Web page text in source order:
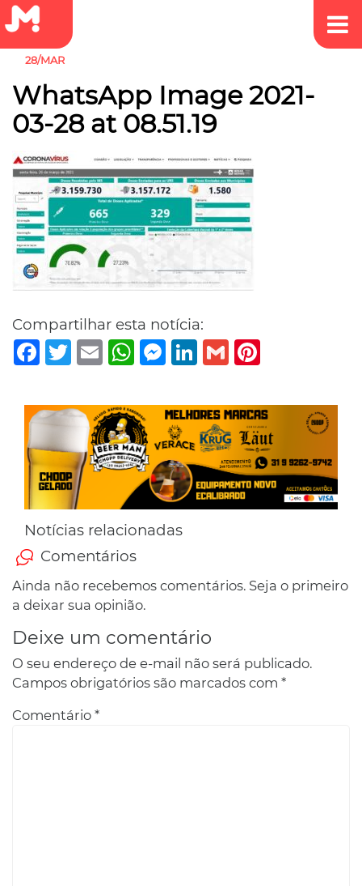
28/MAR
WhatsApp Image 2021-
03-28 at 08.51.19
Compartilhar esta notícia:
Facebook
TwitterEmail WhatsAppMessenger
LinkedIn
Gmail
Notícias relacionadas
Comentários
Ainda não recebemos comentários. Seja o primeiro
a deixar sua opinião.
Deixe um comentário
O seu endereço de e-mail não será publicado.
Campos obrigatórios são marcados com *
Comentário *